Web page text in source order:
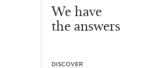
We have
the answers
DISCOVER